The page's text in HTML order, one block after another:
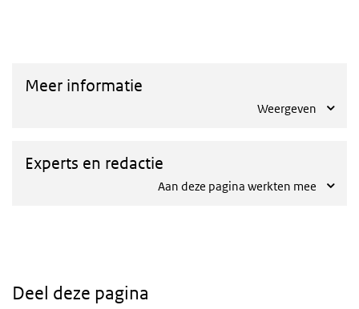
Meer informatie
Weergeven
Experts en redactie
Aan deze pagina werkten mee
Deel deze pagina